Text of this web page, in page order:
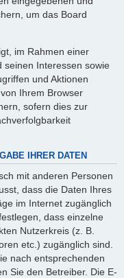
um das Board
im Rahmen einer
seinen Interessen sowie
und Aktionen
Ihrem Browser
sofern dies zur
IHRER DATEN
mit anderen Personen
dass die Daten Ihres
im Internet zugänglich
dass einzelne
Nutzerkreis (z. B.
etc.) zugänglich sind.
nach entsprechenden
Sie den Betreiber. Die E-